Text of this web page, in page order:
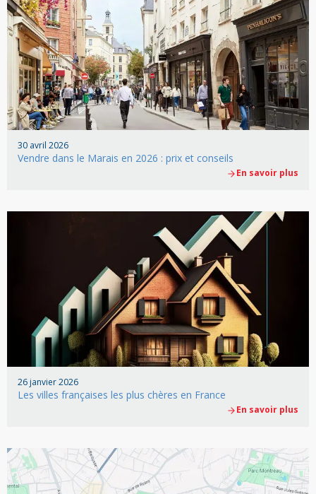
30 avril 2026
Vendre dans le Marais en 2026 : prix et conseils
En savoir plus
26 janvier 2026
Les villes françaises les plus chères en France
En savoir plus